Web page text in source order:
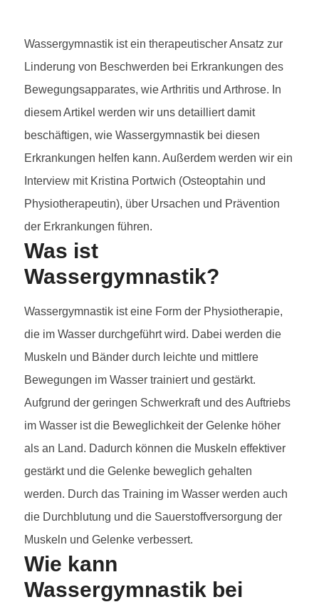
Wassergymnastik ist ein therapeutischer Ansatz zur
Linderung von Beschwerden bei Erkrankungen des
Bewegungsapparates, wie Arthritis und Arthrose. In
diesem Artikel werden wir uns detailliert damit
beschäftigen, wie Wassergymnastik bei diesen
Erkrankungen helfen kann. Außerdem werden wir ein
Interview mit Kristina Portwich (Osteoptahin und
Physiotherapeutin), über Ursachen und Prävention
der Erkrankungen führen.
Was ist
Wassergymnastik?
Wassergymnastik ist eine Form der Physiotherapie,
die im Wasser durchgeführt wird. Dabei werden die
Muskeln und Bänder durch leichte und mittlere
Bewegungen im Wasser trainiert und gestärkt.
Aufgrund der geringen Schwerkraft und des Auftriebs
im Wasser ist die Beweglichkeit der Gelenke höher
als an Land. Dadurch können die Muskeln effektiver
gestärkt und die Gelenke beweglich gehalten
werden. Durch das Training im Wasser werden auch
die Durchblutung und die Sauerstoffversorgung der
Muskeln und Gelenke verbessert.
Wie kann
Wassergymnastik bei